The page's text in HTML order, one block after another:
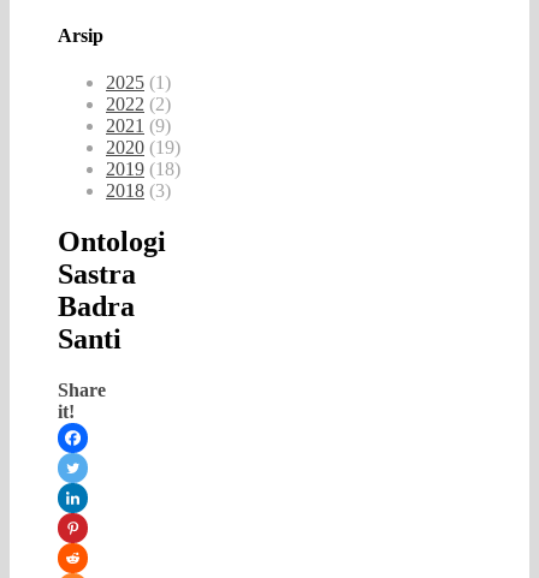
Arsip
2025 (1)
2022 (2)
2021 (9)
2020 (19)
2019 (18)
2018 (3)
Ontologi
Sastra
Badra
Santi
Share
it!